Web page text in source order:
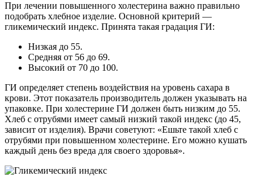
При лечении повышенного холестерина важно правильно
подобрать хлебное изделие. Основной критерий —
гликемический индекс. Принята такая градация ГИ:
Низкая до 55.
Средняя от 56 до 69.
Высокий от 70 до 100.
ГИ определяет степень воздействия на уровень сахара в
крови. Этот показатель производитель должен указывать на
упаковке. При холестерине ГИ должен быть низким до 55.
Хлеб с отрубями имеет самый низкий такой индекс (до 45,
зависит от изделия). Врачи советуют: «Ешьте такой хлеб с
отрубями при повышенном холестерине. Его можно кушать
каждый день без вреда для своего здоровья».